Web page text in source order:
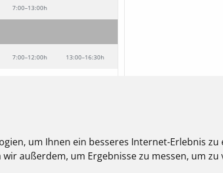
um Ihnen ein besseres Internet-Erlebnis
außerdem, um Ergebnisse zu messen, um
7:00–13:00h
7:00–12:00h 13:00–16:30h
7:00–13:00h